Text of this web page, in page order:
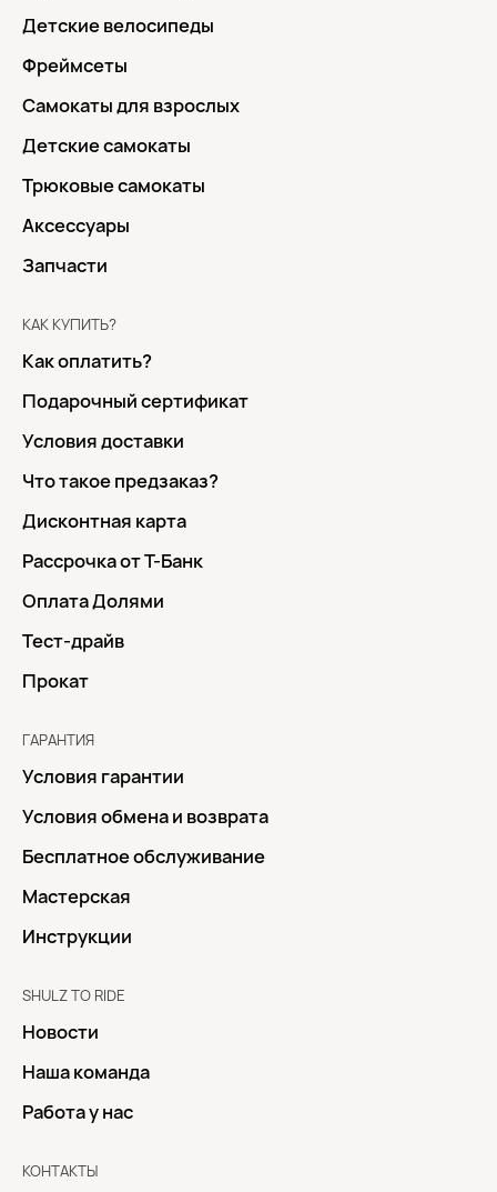
Детские велосипеды
Фреймсеты
Самокаты для взрослых
Детские самокаты
Трюковые самокаты
Аксессуары
Запчасти
КАК КУПИТЬ?
Как оплатить?
Подарочный сертификат
Условия доставки
Что такое предзаказ?
Дисконтная карта
Рассрочка от Т-Банк
Оплата Долями
Тест-драйв
Прокат
ГАРАНТИЯ
Условия гарантии
Условия обмена и возврата
Бесплатное обслуживание
Мастерская
Инструкции
SHULZ TO RIDE
Новости
Наша команда
Работа у нас
КОНТАКТЫ